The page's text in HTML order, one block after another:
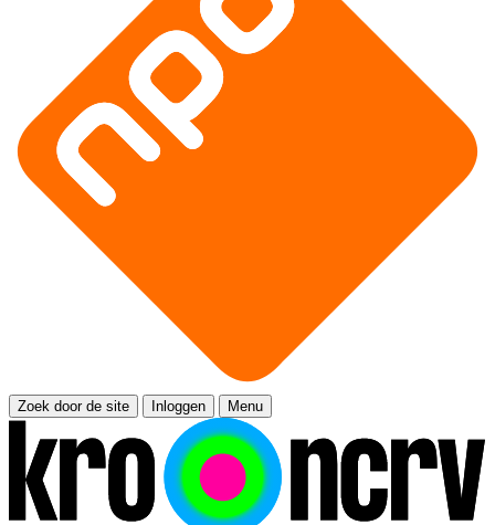
Zoek door de site Inloggen Menu